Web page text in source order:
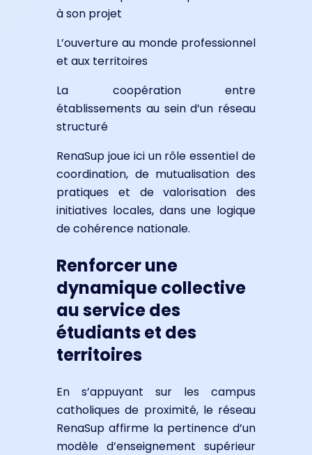
à son projet
L’ouverture au monde professionnel
et aux territoires
La coopération entre
établissements au sein d’un réseau
structuré
RenaSup joue ici un rôle essentiel de
coordination, de mutualisation des
pratiques et de valorisation des
initiatives locales, dans une logique
de cohérence nationale.
Renforcer une
dynamique collective
au service des
étudiants et des
territoires
En s’appuyant sur les campus
catholiques de proximité, le réseau
RenaSup affirme la pertinence d’un
modèle d’enseignement supérieur